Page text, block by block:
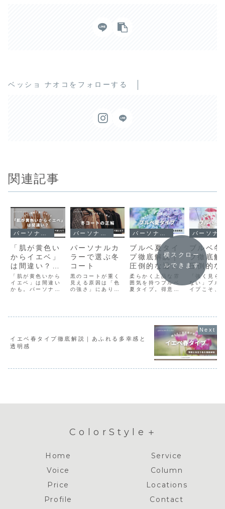
ベッショ ナオコをフォローする
関連記事
「肌が黄色い
からイエベ」
は間違い？パ
ーソナルカラ
ー診断で見て
いること
「肌が黄色いから
イエベ」は間違い
かも。パーソナル
説。滋賀でパーソ
ナルカラー診断受
付中。
パーソナルカ
ラーで選ぶ冬
コート
黒のコートが重く
見える原因は「色
の強さ」にあり。
ブルベ夏タイ
プ徹底解説｜
圧倒的な透明
感と品格
柔らかく上品な雰
囲気を持つブルベ
夏タイプ。得意な
徴と似合う色のポ
イントを詳しくご
紹介します。
ブルベ冬
プ徹底解
圧倒的な
感と洗練
「強く見ら
ない」ブル
イプこそ、
い使い方と
賀・オンラ
断のご案内
横スクロー
ルできます
イエベ春タイプ徹底解説｜あふれる多幸感と
透明感
ColorStyle＋
Home
Service
Voice
Column
Price
Locations
Profile
Contact